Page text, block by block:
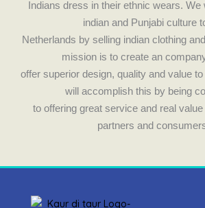
Indians dress in their ethnic wears. We
indian and Punjabi culture
Netherlands by selling indian clothing
mission is to create an
offer superior design, quality and value
will accomplish this by being
to offering great service and real
partners and